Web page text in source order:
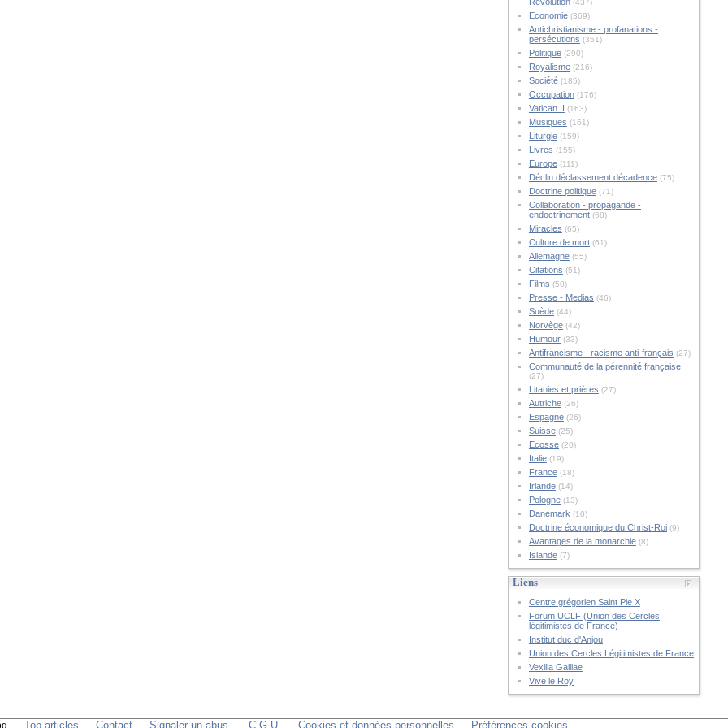
(437)
Economie(369)
Antichristianisme - profanations -
persécutions (351)
Politique(290)
Royalisme(216)
Société(185)
Occupation(176)
Vatican II (163)
Musiques (161)
Liturgie(159)
Livres (155)
Europe(111)
Déclin déclassement décadence(75)
Doctrine politique(71)
Collaboration - propagande -
endoctrinement(68)
Miracles (65)
Culture de mort(61)
Allemagne(55)
Citations (51)
Films (50)
Presse - Medias (46)
Suède(44)
Norvège(42)
Humour(33)
Antifrancisme - racisme anti-français (27)
Communauté de la pérennité française
(27)
Litanies et prières (27)
Autriche(26)
Espagne(26)
Suisse(25)
Ecosse(20)
Italie(19)
France(18)
Irlande(14)
Pologne(13)
Danemark (10)
Doctrine économique du Christ-Roi(9)
Avantages de la monarchie(8)
Islande(7)
Liens
Centre grégorien Saint Pie X
Forum UCLF (Union des Cercles
légitimistes de France)
Institut duc d'Anjou
Union des Cercles Légitimistes de France
Vexilla Galliae
Vive le Roy
Top articles Contact Signaler un abus C.G.U. Cookies et données personnelles Préférences cookies